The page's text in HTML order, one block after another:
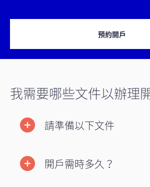
預約開戶
我需要哪些文件以辦理
請準備以下文件
開戶需時多久？